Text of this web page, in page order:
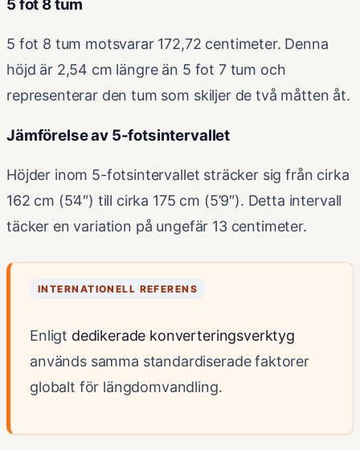
5 fot 8 tum
5 fot 8 tum motsvarar 172,72 centimeter. Denna
höjd är 2,54 cm längre än 5 fot 7 tum och
representerar den tum som skiljer de två måtten åt.
Jämförelse av 5-fotsintervallet
Höjder inom 5-fotsintervallet sträcker sig från cirka
162 cm (5’4″) till cirka 175 cm (5’9″). Detta intervall
täcker en variation på ungefär 13 centimeter.
INTERNATIONELL REFERENS
Enligt dedikerade konverteringsverktyg
används samma standardiserade faktorer
globalt för längdomvandling.